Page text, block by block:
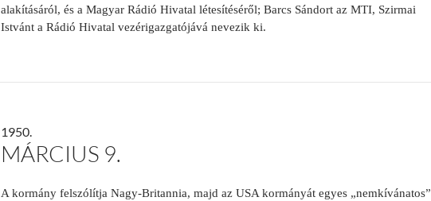
alakításáról, és a Magyar Rádió Hivatal létesítéséről; Barcs Sándort az MTI, Szirmai
Istvánt a Rádió Hivatal vezérigazgatójává nevezik ki.
1950.
MÁRCIUS 9.
A kormány felszólítja Nagy-Britannia, majd az USA kormányát egyes „nemkívánatos”